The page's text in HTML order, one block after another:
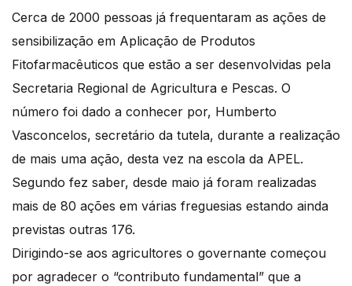
Cerca de 2000 pessoas já frequentaram as ações de
sensibilização em Aplicação de Produtos
Fitofarmacêuticos que estão a ser desenvolvidas pela
Secretaria Regional de Agricultura e Pescas. O
número foi dado a conhecer por, Humberto
Vasconcelos, secretário da tutela, durante a realização
de mais uma ação, desta vez na escola da APEL.
Segundo fez saber, desde maio já foram realizadas
mais de 80 ações em várias freguesias estando ainda
previstas outras 176.
Dirigindo-se aos agricultores o governante começou
por agradecer o “contributo fundamental” que a